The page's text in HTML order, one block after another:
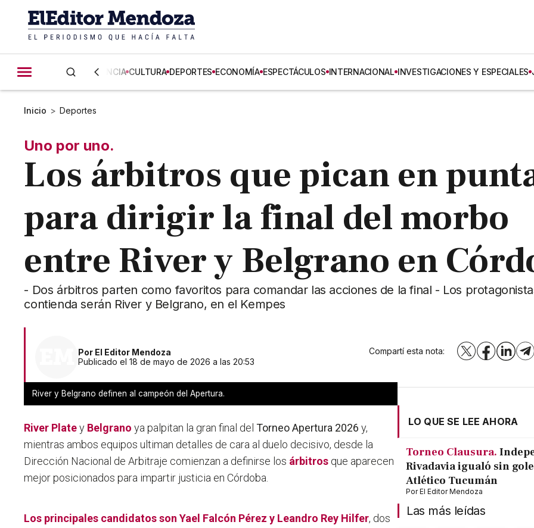
CIENCIA CULTURA DEPORTES ECONOMÍA ESPECTÁCULOS INTERNACIONAL INVESTIGACIONES Y ESPECIALES
Inicio > Deportes
Uno por uno.
Los árbitros que pican en
para dirigir la final del morbo
entre River y Belgrano en
- Dos árbitros parten como favoritos para comandar las acciones de la final - Los
contienda serán River y Belgrano, en el Kempes
Por El Editor Mendoza
Publicado el 18 de mayo de 2026 a las 20:53
Compartí esta nota: X Facebook
River y Belgrano definen al campeón del Apertura.
River Platey Belgrano ya palpitan la gran final delTorneo Apertura 2026 y,
mientras ambos equipos ultiman detalles de cara al duelo decisivo, desde la
Dirección Nacional de Arbitraje comienzan a definirse los árbitros que aparecen
mejor posicionados para impartir justicia en Córdoba.
Los principales candidatos son Yael Falcón Pérez y Leandro Rey Hilfer, dos
LO QUE SE LEE AHORA
Torneo Clausura.
Rivadavia igualó sin
Atlético Tucumán
PorEl Editor Mendoza
Las más leídas